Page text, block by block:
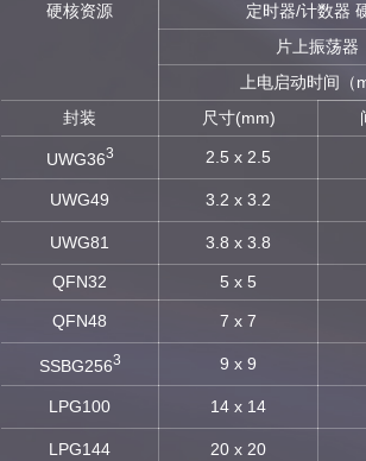
硬核资源
定时器/计数器
片上振荡器
上电启动时间（
封装
尺寸(mm)
UWG363 2.5 x 2.5
UWG49 3.2 x 3.2
UWG81 3.8 x 3.8
QFN32 5 x 5
QFN48 7 x 7
SSBG2563 9 x 9
LPG100 14 x 14
LPG144 20 x 20